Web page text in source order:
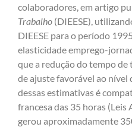
colaboradores, em artigo
Trabalho (DIEESE),
DIEESE para o período
elasticidade emprego-
que a redução do tempo
de ajuste favorável ao nível
dessas estimativas é
francesa das 35 horas
gerou aproximadamente